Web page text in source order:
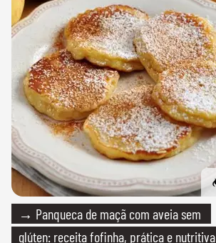
→ Panqueca de maçã com aveia sem
glúten: receita fofinha, prática e nutritiva